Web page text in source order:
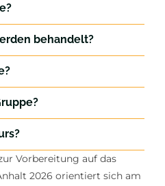
behandelt?
Vorbereitung auf das
2026 orientiert sich am